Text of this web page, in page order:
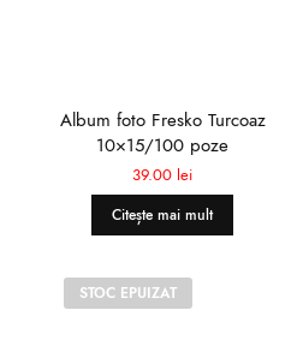
Album foto Fresko Turcoaz
10×15/100 poze
39.00 lei
Citește mai mult
STOC EPUIZAT